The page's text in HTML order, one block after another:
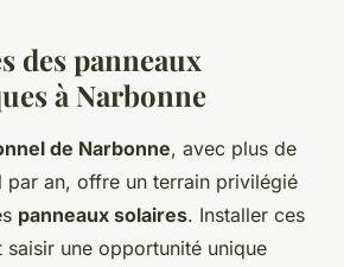
des panneaux
à Narbonne
de Narbonne, avec plus de
par an, offre un terrain privilégié
panneaux solaires. Installer ces
saisir une opportunité unique